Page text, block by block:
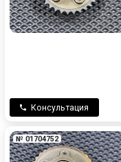
Консультация
№ 01704752